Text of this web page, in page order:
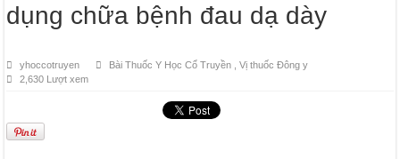
dụng chữa bệnh đau dạ dày
yhoccotruyen Bài Thuốc Y Học Cổ Truyền ,Vị thuốc Đông y
2,630 Lượt xem